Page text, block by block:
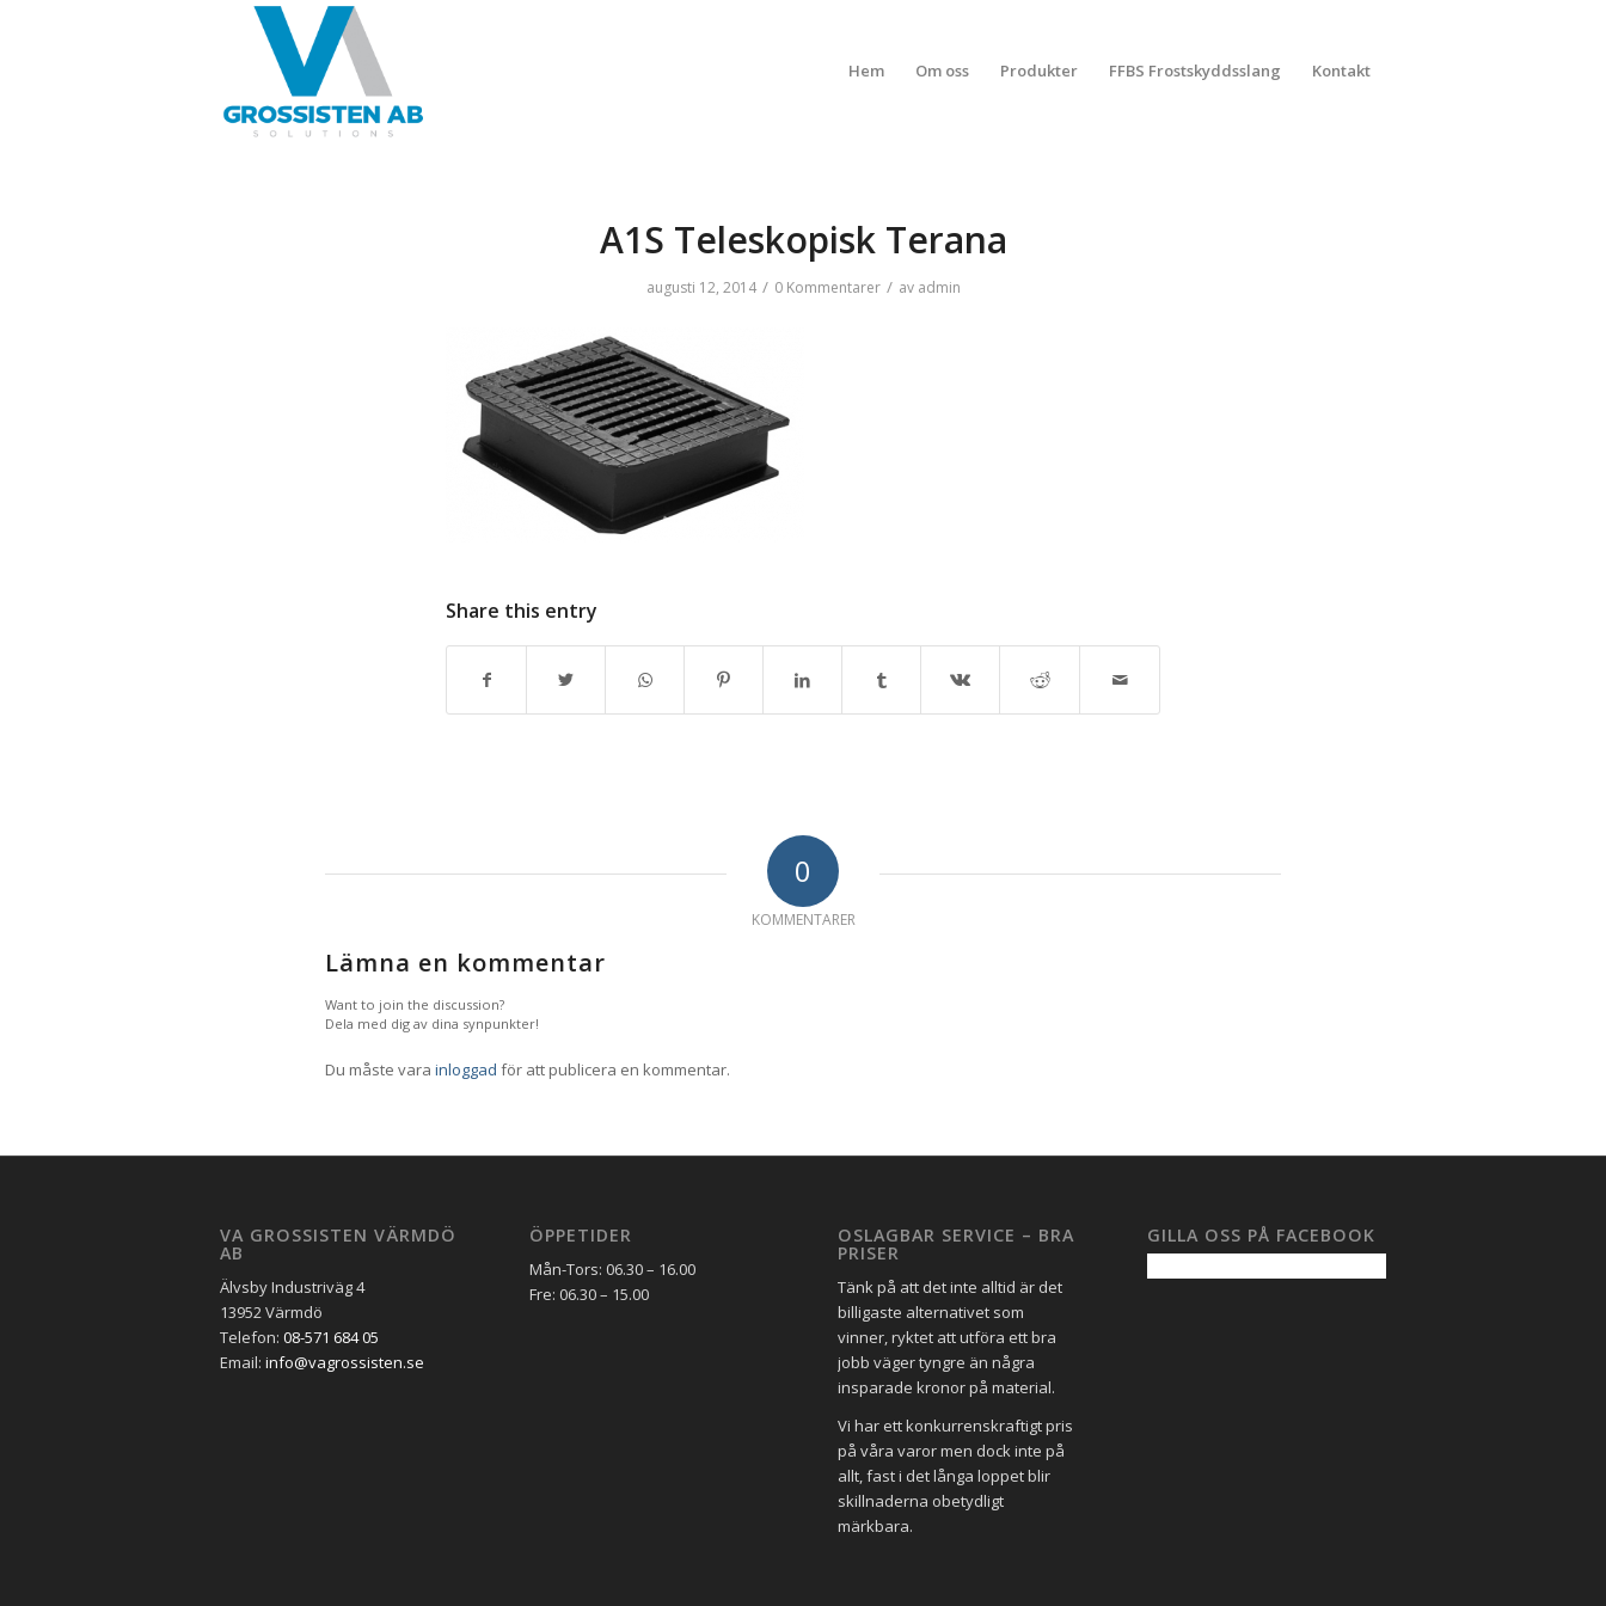
Hem Om oss Produkter FFBS Frostskyddsslang Kontakt
A1S Teleskopisk Terana
augusti 12, 2014 / 0 Kommentarer / av admin
Share this entry
0
KOMMENTARER
Lämna en kommentar
Want to join the discussion?
Dela med dig av dina synpunkter!
Du måste vara inloggad för att publicera en kommentar.
VA GROSSISTEN VÄRMDÖ
AB
Älvsby Industriväg 4
13952 Värmdö
Telefon:08-571 684 05
Email:info@vagrossisten.se
ÖPPETIDER
Mån-Tors: 06.30 – 16.00
Fre: 06.30 – 15.00
OSLAGBAR SERVICE – BRA
PRISER
Tänk på att det inte alltid är det
billigaste alternativet som
vinner, ryktet att utföra ett bra
jobb väger tyngre än några
insparade kronor på material.
Vi har ett konkurrenskraftigt pris
på våra varor men dock inte på
allt, fast i det långa loppet blir
skillnaderna obetydligt
märkbara.
GILLA OSS PÅ FACEBOOK